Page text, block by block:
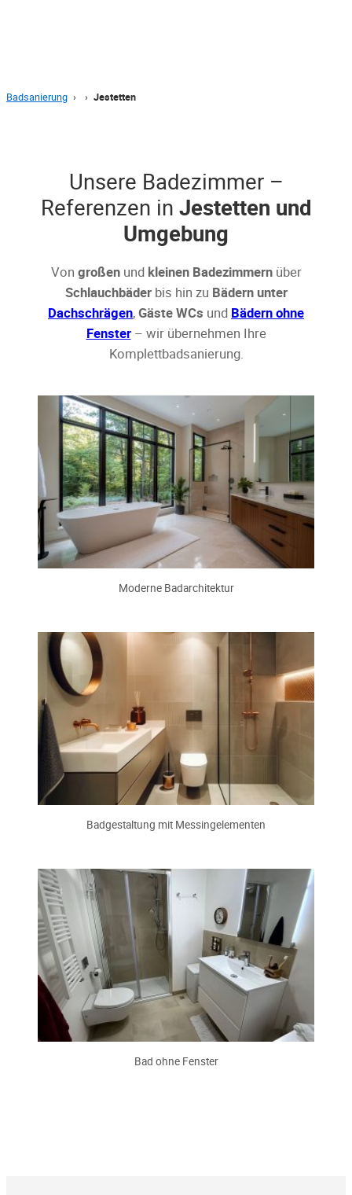
Badsanierung › › Jestetten
Unsere Badezimmer –
Referenzen in Jestetten und
Umgebung
Von großenund kleinen Badezimmernüber
Schlauchbäderbis hin zu Bädern unter
Dachschrägen,Gäste WCs und Bädern ohne
Fenster– wir übernehmen Ihre
Komplettbadsanierung.
Moderne Badarchitektur
Badgestaltung mit Messingelementen
Bad ohne Fenster